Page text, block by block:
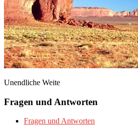
Unendliche Weite
Fragen und Antworten
Fragen und Antworten